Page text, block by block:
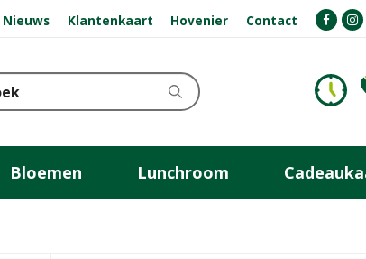
Nieuws Klantenkaart Hovenier Contact
Bloemen Lunchroom